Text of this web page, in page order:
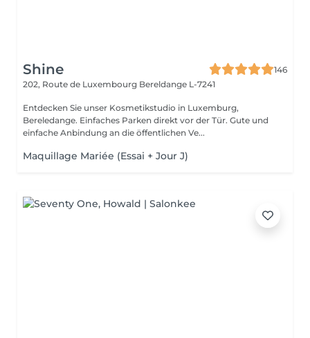
Shine
146
202, Route de Luxembourg Bereldange L-7241
Entdecken Sie unser Kosmetikstudio in Luxemburg,
Bereledange. Einfaches Parken direkt vor der Tür. Gute und
einfache Anbindung an die öffentlichen Ve...
Maquillage Mariée (Essai + Jour J)